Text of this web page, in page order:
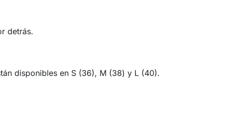
detrás.
disponibles en S (36), M (38) y L (40).